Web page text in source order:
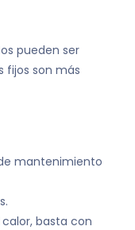
pueden ser
fijos son más
mantenimiento
basta con